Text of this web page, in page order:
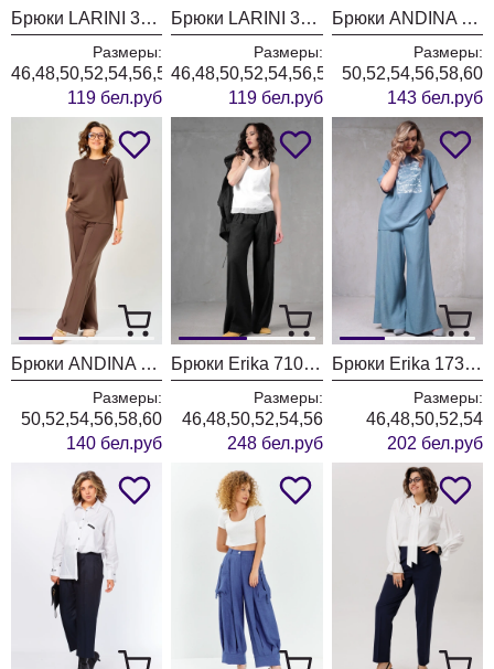
Брюки LARINI 3001 василек
Размеры:
46,48,50,52,54,56,58
119 бел.руб
Брюки LARINI 3001 красный
Размеры:
46,48,50,52,54,56,58
119 бел.руб
Брюки ANDINA CITY 2036-26 белый
Размеры:
50,52,54,56,58,60
143 бел.руб
Брюки ANDINA CITY 2034-26 молочный шоколад
Размеры:
50,52,54,56,58,60
140 бел.руб
Брюки Erika 7101-2 черный
Размеры:
46,48,50,52,54,56
248 бел.руб
Брюки Erika 1735-1 голубой
Размеры:
46,48,50,52,54
202 бел.руб